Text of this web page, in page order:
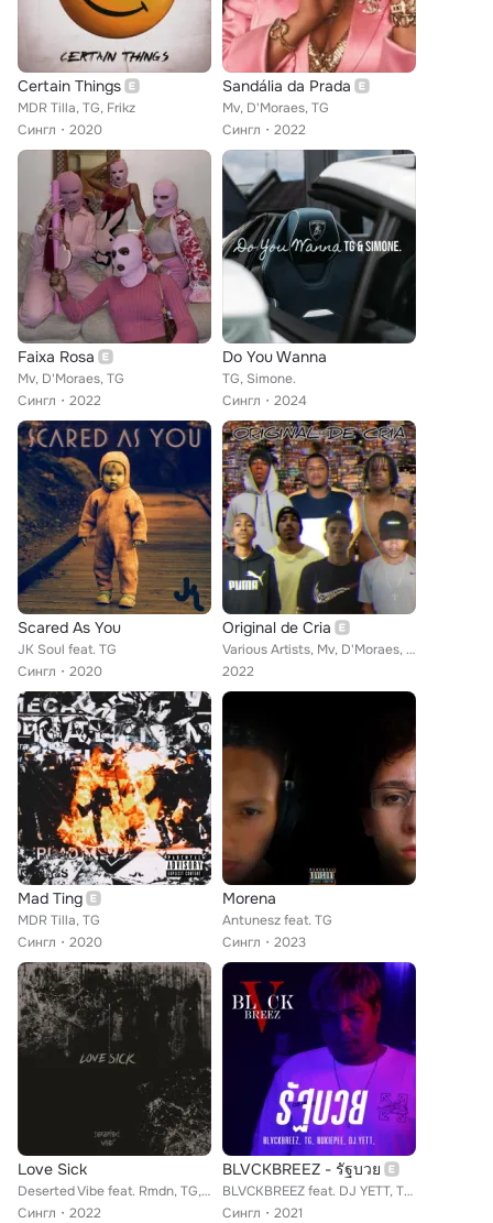
Certain Things
MDR Tilla, TG, Frikz
Сингл
2020
Sandália da Prada
Mv, D'Moraes, TG
Сингл
2022
Faixa Rosa
Mv, D'Moraes, TG
Сингл
2022
Do You Wanna
TG, Simone.
Сингл
2024
Scared As You
JK Soul feat. TG
Сингл
2020
Original de Cria
Various Artists, Mv, D'Moraes, TG, Lázaro, Dee Lucca, Neto, GLD
2022
Mad Ting
MDR Tilla, TG
Сингл
2020
Morena
Antunesz feat. TG
Сингл
2023
Love Sick
Deserted Vibe feat. Rmdn, TG, Ecky
Сингл
2022
BLVCKBREEZ -​ รัฐบวย
BLVCKBREEZ feat. DJ YETT, TG, Nukiepee
Сингл
2021